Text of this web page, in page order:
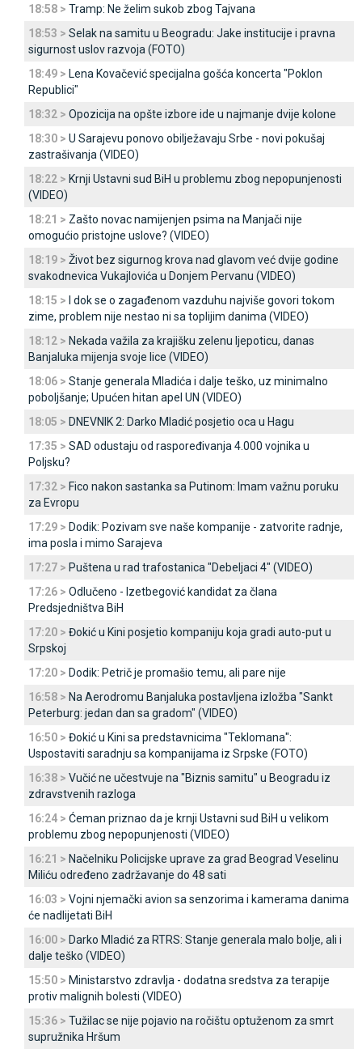
18:58 > Tramp: Ne želim sukob zbog Tajvana
18:53 > Selak na samitu u Beogradu: Јake institucije i pravna
sigurnost uslov razvoja (FOTO)
18:49 > Lena Kovačević specijalna gošća koncerta "Poklon
Republici"
18:32 > Opozicija na opšte izbore ide u najmanje dvije kolone
18:30 > U Sarajevu ponovo obilježavaju Srbe - novi pokušaj
zastrašivanja (VIDEO)
18:22 > Krnji Ustavni sud BiH u problemu zbog nepopunjenosti
(VIDEO)
18:21 > Zašto novac namijenjen psima na Manjači nije
omogućio pristojne uslove? (VIDEO)
18:19 > Život bez sigurnog krova nad glavom već dvije godine
svakodnevica Vukajlovića u Donjem Pervanu (VIDEO)
18:15 >
I dok se o zagađenom vazduhu najviše govori tokom
zime, problem nije nestao ni sa toplijim danima (VIDEO)
18:12 > Nekada važila za krajišku zelenu ljepoticu, danas
Banjaluka mijenja svoje lice (VIDEO)
18:06 > Stanje generala Mladića i dalje teško, uz minimalno
poboljšanje; Upućen hitan apel UN (VIDEO)
18:05 > DNEVNIK 2: Darko Mladić posjetio oca u Hagu
17:35 > SAD odustaju od raspoređivanja 4.000 vojnika u
Poljsku?
17:32 > Fico nakon sastanka sa Putinom: Imam važnu poruku
za Evropu
17:29 > Dodik: Pozivam sve naše kompanije - zatvorite radnje,
ima posla i mimo Sarajeva
17:27 > Puštena u rad trafostanica "Debeljaci 4" (VIDEO)
17:26 > Odlučeno - Izetbegović kandidat za člana
Predsjedništva BiH
17:20 > Đokić u Kini posjetio kompaniju koja gradi auto-put u
Srpskoj
17:20 > Dodik: Petrič je promašio temu, ali pare nije
16:58 > Na Aerodromu Banjaluka postavljena izložba "Sankt
Peterburg: jedan dan sa gradom" (VIDEO)
16:50 > Đokić u Kini sa predstavnicima "Teklomana":
Uspostaviti saradnju sa kompanijama iz Srpske (FOTO)
16:38 > Vučić ne učestvuje na "Biznis samitu" u Beogradu iz
zdravstvenih razloga
16:24 > Ćeman priznao da je krnji Ustavni sud BiH u velikom
problemu zbog nepopunjenosti (VIDEO)
16:21 > Načelniku Policijske uprave za grad Beograd Veselinu
Miliću određeno zadržavanje do 48 sati
16:03 > Vojni njemački avion sa senzorima i kamerama danima
će nadlijetati BiH
16:00 > Darko Mladić za RTRS: Stanje generala malo bolje, ali i
dalje teško (VIDEO)
15:50 > Ministarstvo zdravlja - dodatna sredstva za terapije
protiv malignih bolesti (VIDEO)
15:36 > Tužilac se nije pojavio na ročištu optuženom za smrt
supružnika Hršum